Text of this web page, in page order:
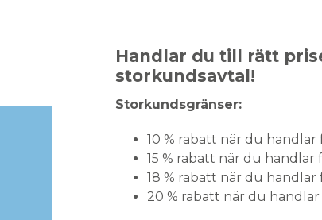
Handlar du till rätt
storkundsavtal!
Storkundsgränser:
10 % rabatt när du handlar
15 % rabatt när du handlar
18 % rabatt när du handlar
20 % rabatt när du